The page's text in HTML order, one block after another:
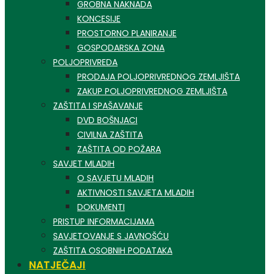
GROBNA NAKNADA
KONCESIJE
PROSTORNO PLANIRANJE
GOSPODARSKA ZONA
POLJOPRIVREDA
PRODAJA POLJOPRIVREDNOG ZEMLJIŠTA
ZAKUP POLJOPRIVREDNOG ZEMLJIŠTA
ZAŠTITA I SPAŠAVANJE
DVD BOŠNJACI
CIVILNA ZAŠTITA
ZAŠTITA OD POŽARA
SAVJET MLADIH
O SAVJETU MLADIH
AKTIVNOSTI SAVJETA MLADIH
DOKUMENTI
PRISTUP INFORMACIJAMA
SAVJETOVANJE S JAVNOŠĆU
ZAŠTITA OSOBNIH PODATAKA
NATJEČAJI